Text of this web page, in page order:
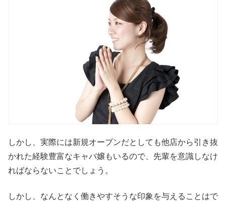
しかし、実際には新規オープンだとしても他店から引き抜
かれた経験豊富なキャバ嬢もいるので、先輩を意識しなけ
ればならないことでしょう。
しかし、なんとなく働きやすそうな印象を与えることはで